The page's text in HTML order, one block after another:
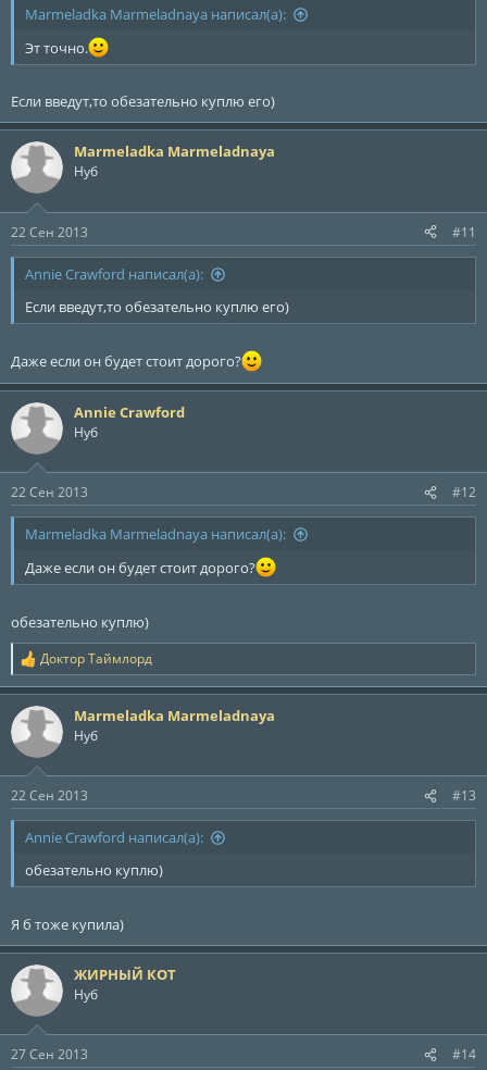
Marmeladka Marmeladnaya написал(а):
Эт точно.
Если введут,то обезательно куплю его)
Marmeladka Marmeladnaya
Нуб
22 Сен 2013 #11
Annie Crawford написал(а):
Если введут,то обезательно куплю его)
Даже если он будет стоит дорого?
Annie Crawford
Нуб
22 Сен 2013 #12
Marmeladka Marmeladnaya написал(а):
Даже если он будет стоит дорого?
обезательно куплю)
Р
е
а
к
и
:
Доктор Таймлорд
Marmeladka Marmeladnaya
Нуб
22 Сен 2013 #13
Annie Crawford написал(а):
обезательно куплю)
Я б тоже купила)
ЖИРНЫЙ КОТ
Нуб
27 Сен 2013 #14